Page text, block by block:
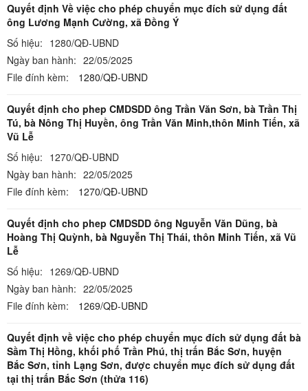
Quyết định Về việc cho phép chuyển mục đích sử dụng đất
ông Lương Mạnh Cường, xã Đồng Ý
Số hiệu: 1280/QĐ-UBND
Ngày ban hành: 22/05/2025
File đính kèm:
1280/QĐ-UBND
Quyết định cho phep CMDSDD ông Trần Văn Sơn, bà Trần Thị
Tú, bà Nông Thị Huyền, ông Trần Văn Minh,thôn Minh Tiến, xã
Vũ Lễ
Số hiệu: 1270/QĐ-UBND
Ngày ban hành: 22/05/2025
File đính kèm:
1270/QĐ-UBND
Quyết định cho phep CMDSDD ông Nguyễn Văn Dũng, bà
Hoàng Thị Quỳnh, bà Nguyễn Thị Thái, thôn Minh Tiến, xã Vũ
Lễ
Số hiệu: 1269/QĐ-UBND
Ngày ban hành: 22/05/2025
File đính kèm:
1269/QĐ-UBND
Quyết định về việc cho phép chuyển mục đích sử dụng đất bà
Sầm Thị Hồng, khối phố Trần Phú, thị trấn Bắc Sơn, huyện
Bắc Sơn, tỉnh Lạng Sơn, được chuyển mục đích sử dụng đất
tại thị trấn Bắc Sơn (thửa 116)